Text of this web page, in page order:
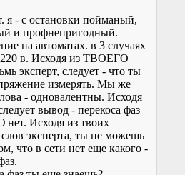
я - с остановки пойманый,
и профнепригодный.
на автоматах. в 3 случаях
220 в. Исходя из ТВОЕГО
эксперт, следует - что ты
измерять. Мы же
- одновалентны. Исходя
вывод - перекоса фаз
Исходя из твоих
эксперта, ты не можешь
что в сети нет еще какого -